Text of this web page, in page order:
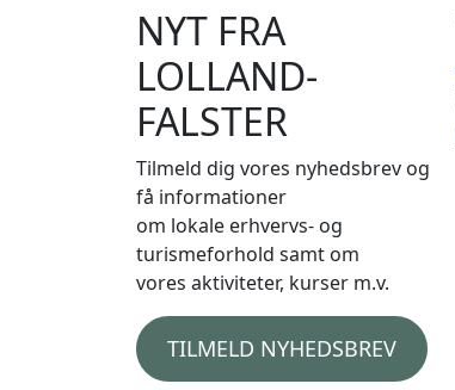
NYT FRA
LOLLAND-
FALSTER
Tilmeld dig vores nyhedsbrev og
få informationer
om lokale erhvervs- og
turismeforhold samt om
vores aktiviteter, kurser m.v.
TILMELD NYHEDSBREV